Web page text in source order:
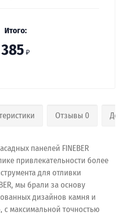
Итого:
385 ₽
Отзывы 0
панелей FINEBER
привлекательности более
для отливки
мы брали за основу
дизайнов камня и
с максимальной точностью